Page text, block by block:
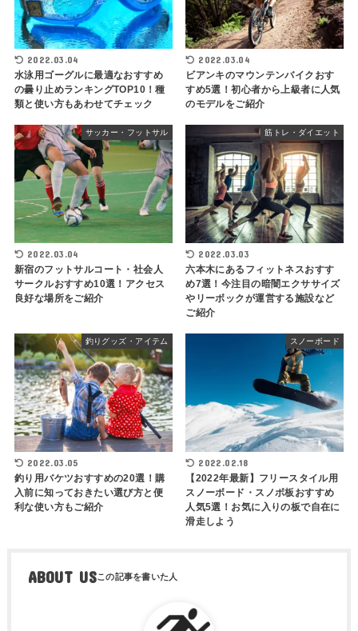
2022.03.04
水泳用ゴーグルに最適なおすすめ
の曇り止めランキングTOP10！種
類と使い方もあわせてチェック
2022.03.04
ビアンキのマウンテンバイクおす
すめ5選！初心者から上級者に人気
のモデルをご紹介
サッカー・フットサル
2022.03.04
新宿のフットサルコート・社会人
サークルおすすめ10選！アクセス
良好な場所をご紹介
筋トレ・ダイエット
2022.03.03
六本木にあるフィットネスおすす
め7選！今注目の暗闇エクササイズ
やリーボックが運営する施設など
ご紹介
釣りグッズ・アイテム
2022.03.05
釣り用バケツおすすめの20選！購
入前に知っておきたい選び方と便
利な使い方もご紹介
スノーボード
2022.02.18
【2022年最新】フリースタイル用
スノーボード・スノボ板おすすめ
人気5選！お気に入りの板で自在に
滑走しよう
ABOUT US